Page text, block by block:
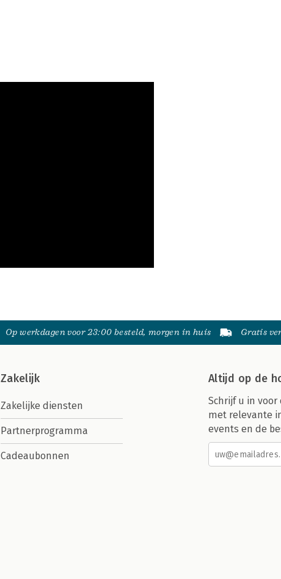
Op werkdagen voor 23:00 besteld, morgen in huis Gratis
Zakelijk
Zakelijke diensten
Partnerprogramma
Cadeaubonnen
Altijd op de
Schrijf u in
met relevante
events en de